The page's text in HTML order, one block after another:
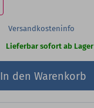
Versandkosteninfo
Lieferbar sofort ab Lager
In den Warenkorb